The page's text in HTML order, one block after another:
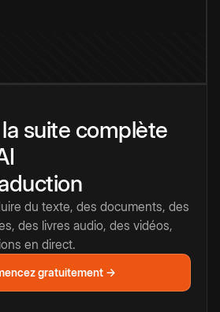
suite complète
du texte, des documents, des
des livres audio, des vidéos,
en direct.
gratuitement →